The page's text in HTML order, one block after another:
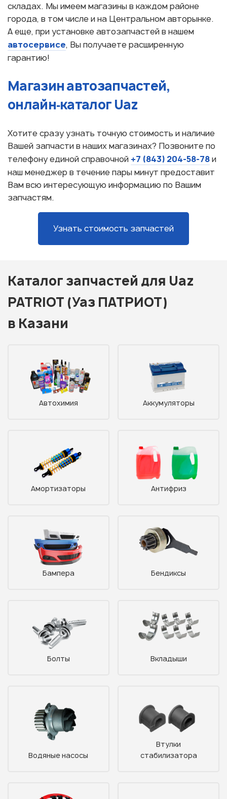
складах. Мы имеем магазины в каждом районе
города, в том числе и на Центральном авторынке.
А еще, при установке автозапчастей в нашем
автосервисе, Вы получаете расширенную
гарантию!
Магазин автозапчастей,
онлайн‑каталог Uaz
Хотите сразу узнать точную стоимость и наличие
Вашей запчасти в наших магазинах? Позвоните по
телефону единой справочной +7 (843) 204-58-78 и
наш менеджер в течение пары минут предоставит
Вам всю интересующую информацию по Вашим
запчастям.
Узнать стоимость запчастей
Каталог запчастей для Uaz
PATRIOT (Уаз ПАТРИОТ)
в Казани
Автохимия Аккумуляторы
Амортизаторы Антифриз
Бампера Бендиксы
Болты Вкладыши
Водяные насосы
Втулки
стабилизатора